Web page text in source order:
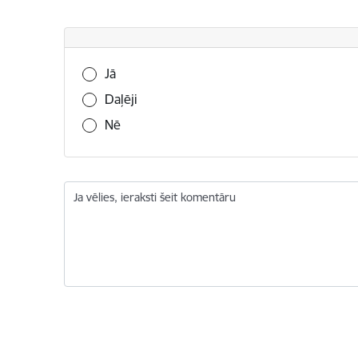
Vai šī informācija bija noderīga?
Jā
Daļēji
Nē
Ja vēlies, ieraksti šeit komentāru